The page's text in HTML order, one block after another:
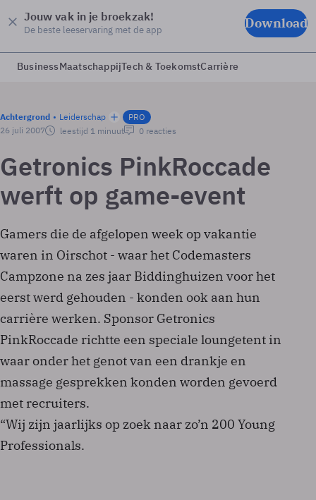
Jouw vak in je broekzak!
De beste leeservaring met de app Download
BusinessMaatschappijTech & ToekomstCarrière
Achtergrond Leiderschap
PRO
26 juli 2007
leestijd 1 minuut 0 reacties
Getronics PinkRoccade
werft op game-event
Gamers die de afgelopen week op vakantie
waren in Oirschot - waar het Codemasters
Campzone na zes jaar Biddinghuizen voor het
eerst werd gehouden - konden ook aan hun
carrière werken. Sponsor Getronics
PinkRoccade richtte een speciale loungetent in
waar onder het genot van een drankje en
massage gesprekken konden worden gevoerd
met recruiters.
“Wij zijn jaarlijks op zoek naar zo’n 200 Young
Professionals.